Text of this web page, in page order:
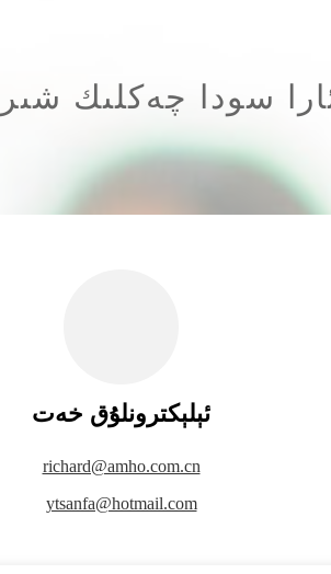
ئېلېكترونلۇق خەت
richard@amho.com.cn
ytsanfa@hotmail.com